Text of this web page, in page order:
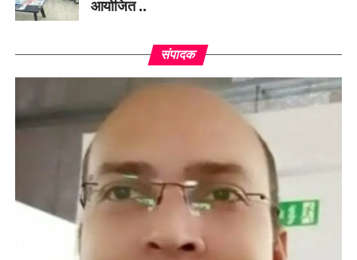
आयोजित ..
संपादक